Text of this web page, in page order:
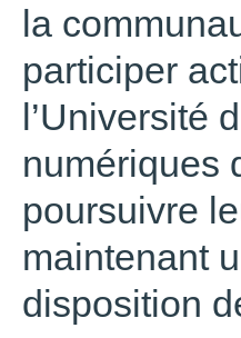
la
participer
l’Université
numériques
poursuivre
maintenant
disposition